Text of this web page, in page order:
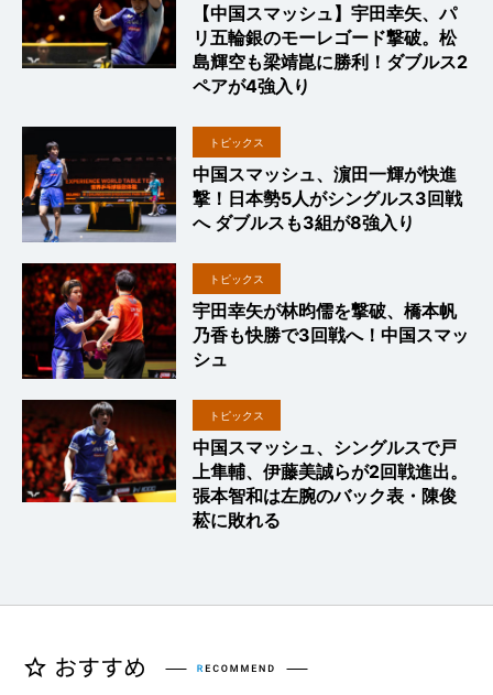
【中国スマッシュ】宇田幸矢、パ
リ五輪銀のモーレゴード撃破。松
島輝空も梁靖崑に勝利！ダブルス2
ペアが4強入り
トピックス
中国スマッシュ、濵田一輝が快進
撃！日本勢5人がシングルス3回戦
へ ダブルスも3組が8強入り
トピックス
宇田幸矢が林昀儒を撃破、橋本帆
乃香も快勝で3回戦へ！中国スマッ
シュ
トピックス
中国スマッシュ、シングルスで戸
上隼輔、伊藤美誠らが2回戦進出。
張本智和は左腕のバック表・陳俊
菘に敗れる